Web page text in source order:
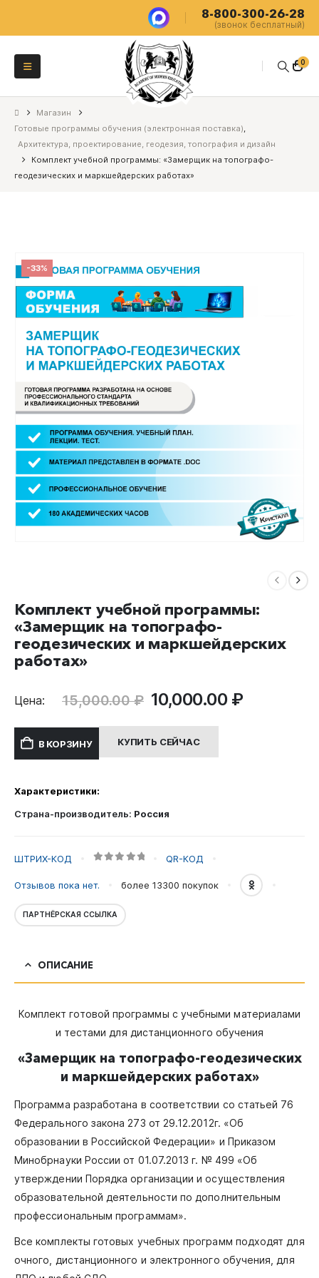
8-800-300-26-28
(звонок бесплатный)
0
Магазин
Готовые программы обучения (электронная поставка),
Архитектура, проектирование, геодезия, топография и дизайн
Комплект учебной программы: «Замерщик на топографо-
геодезических и маркшейдерских работах»
-33%
Комплект учебной программы:
«Замерщик на топографо-
геодезических и маркшейдерских
работах»
Цена: 15,000.00₽ Первоначальная
составляла
15,000.00 ₽.
10,000.00 ₽Текущая
В КОРЗИНУ КУПИТЬ СЕЙЧАС
Характеристики:
Страна-производитель: Россия
ШТРИХ-КОД QR-КОД
Отзывов пока нет. более 13300 покупок
ПАРТНЁРСКАЯ ССЫЛКА
ОПИСАНИЕ
Комплект готовой программы с учебными материалами
и тестами для дистанционного обучения
«Замерщик на топографо-геодезических
и маркшейдерских работах»
Программа разработана в соответствии со статьей 76
Федерального закона 273 от 29.12.2012г. «Об
образовании в Российской Федерации» и Приказом
Минобрнауки России от 01.07.2013 г. № 499 «Об
утверждении Порядка организации и осуществления
образовательной деятельности по дополнительным
профессиональным программам».
Все комплекты готовых учебных программ подходят для
очного, дистанционного и электронного обучения, для